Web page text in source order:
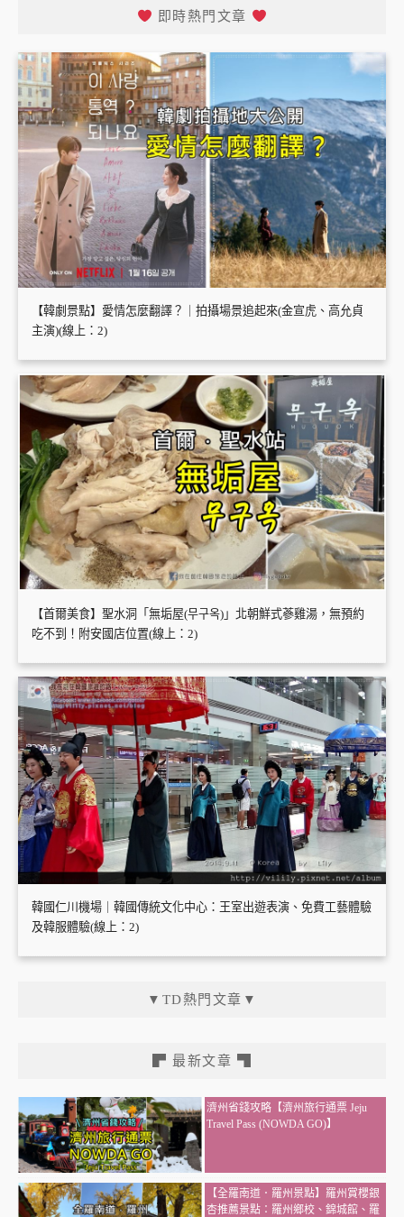
即時熱門文章
【韓劇景點】愛情怎麼翻譯？｜拍攝場景追起來(金宣虎、高允貞
主演)(線上：2)
【首爾美食】聖水洞「無垢屋(무구옥)」北朝鮮式蔘雞湯，無預約
吃不到！附安國店位置(線上：2)
韓國仁川機場｜韓國傳統文化中心：王室出遊表演、免費工藝體驗
及韓服體驗(線上：2)
▼TD熱門文章▼
▛ 最新文章 ▜
濟州省錢攻略【濟州旅行通票 Jeju
Travel Pass (NOWDA GO)】
【全羅南道．羅州景點】羅州賞櫻銀
杏推薦景點：羅州鄉校、錦城館、羅